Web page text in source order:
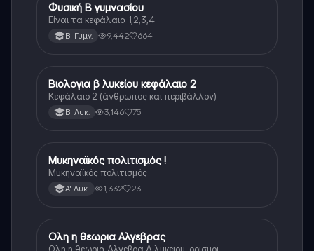
Φυσική
Φυσική Β γυμνασίου
Είναι τα κεφάλαια 1,2,3,4
Β' Γυμν. 9,442 664
Βιολογία
Βιολογια β λυκείου κεφάλαιο 2
Κεφάλαιο 2 (άνθρωπος και περιβάλλον)
Β' Λυκ. 3,146 75
Ιστορία
Μυκηναϊκός πολιτισμός !
Μυκηναϊκός πολιτισμός
Α' Λυκ. 1,332 23
Μαθηματικά
Ολη η θεωρια Αλγεβρας